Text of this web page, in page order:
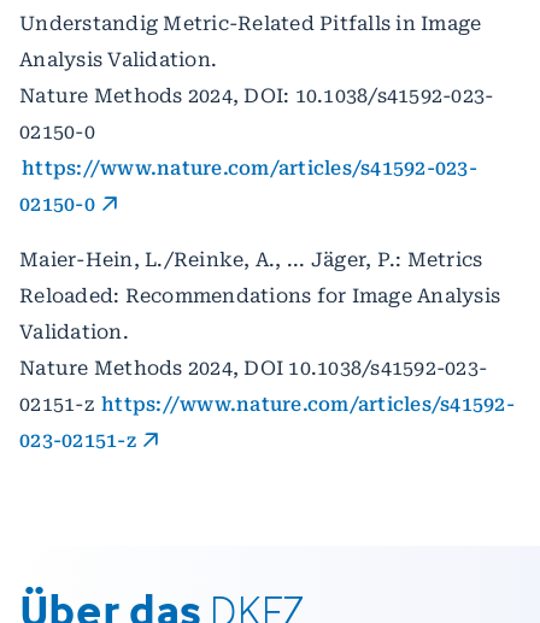
Understandig Metric-Related Pitfalls in Image
Analysis Validation.
Nature Methods 2024, DOI: 10.1038/s41592-023-
02150-0
https://www.nature.com/articles/s41592-023-
02150-0
Maier-Hein, L./Reinke, A., ... Jäger, P.: Metrics
Reloaded: Recommendations for Image Analysis
Validation.
Nature Methods 2024, DOI 10.1038/s41592-023-
02151-z https://www.nature.com/articles/s41592-
023-02151-z
Über das